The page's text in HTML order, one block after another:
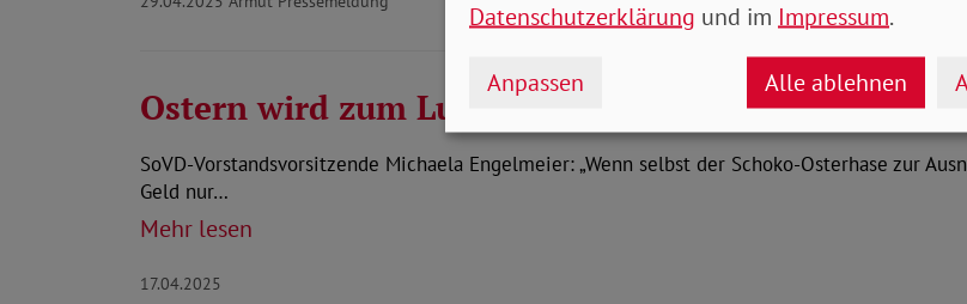
Ostern wird zum Luxus: SoVD fordert
SoVD-Vorstandsvorsitzende Michaela Engelmeier: „Wenn selbst der Schoko-Osterhase zur
Geld nur…
Mehr lesen
17.04.2025
Datenschutzerklärung und im Impressum.
Anpassen Alle ablehnen